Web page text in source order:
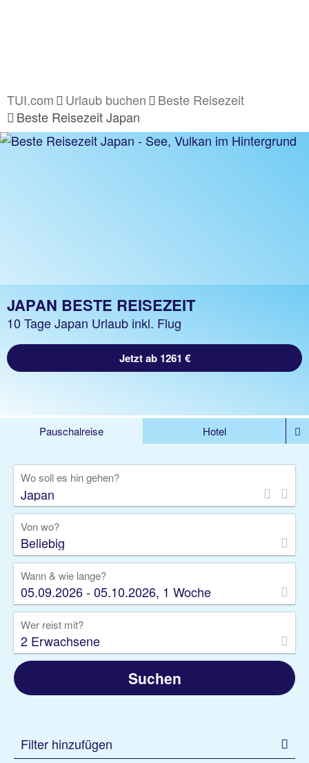
TUI.com Urlaub buchen
Beste Reisezeit
Beste Reisezeit Japan
JAPAN BESTE REISEZEIT
10 Tage Japan Urlaub inkl. Flug
Jetzt ab 1261 €
Pauschalreise
Hotel
Kreuzfahrten
Rundreisen
Privattransfer
Zusatzleistungen
Wo soll es hin gehen?
Von wo?
Beliebig
Wann & wie lange?
05.09.2026 - 05.10.2026, 1 Woche
Wer reist mit?
2 Erwachsene
Suchen
Filter hinzufügen